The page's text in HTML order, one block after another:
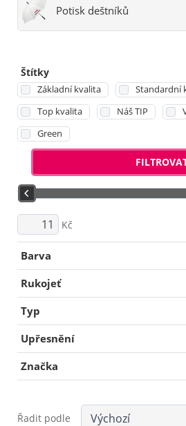
Potisk deštníků
Kč
Barva
Rukojeť
Typ
Upřesnění
Značka
Štítky
Základní kvalita
Standardní
Top kvalita
Náš TIP
Green
Řadit podle